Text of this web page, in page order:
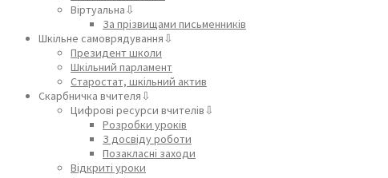
Віртуальна⇩
За прізвищами письменників
Шкільне самоврядування⇩
Президент школи
Шкільний парламент
Старостат, шкільний актив
Скарбничка вчителя⇩
Цифрові ресурси вчителів⇩
Розробки уроків
З досвіду роботи
Позакласні заходи
Відкриті уроки